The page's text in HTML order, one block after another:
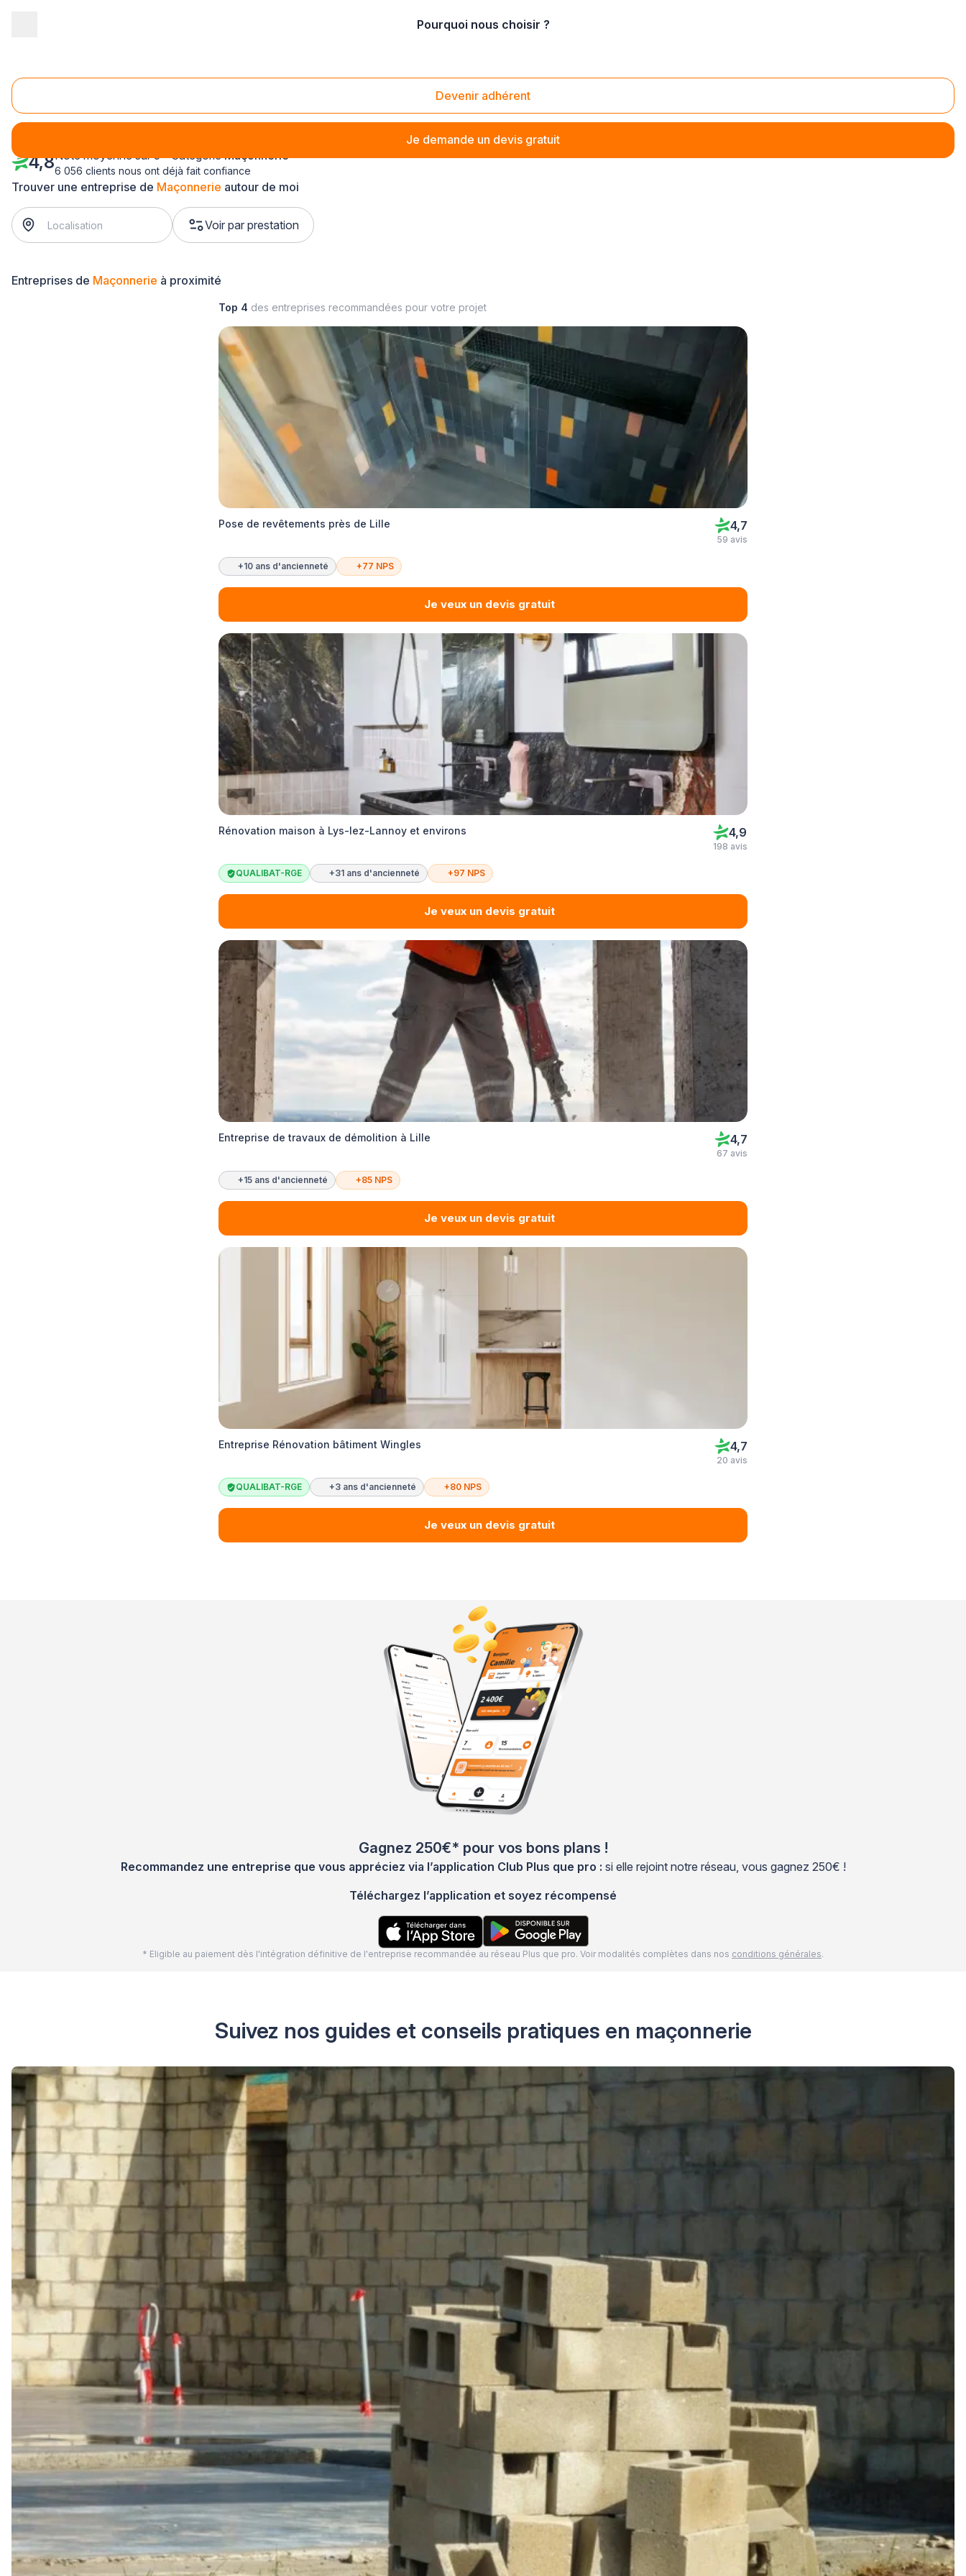
Pourquoi nous choisir ?
Devenir adhérent
Je demande un devis gratuit
Maçonnerie Loos (59120)
Trouver une entreprise de Maçonnerie autour de moi
Voir par prestation
4,8Note moyenne sur 5 - CatégorieMaçonnerie
6 056 clients nous ont déjà fait confiance
Entreprises de Maçonnerie à proximité
Top 4 des entreprises recommandées pour votre projet
Pose de revêtements près de Lille 4,7
59 avis
+10 ans d'ancienneté +77 NPS
Je veux un devis gratuit
Rénovation maison à Lys-lez-Lannoy et environs 4,9
198 avis
QUALIBAT-RGE +31 ans d'ancienneté +97 NPS
Je veux un devis gratuit
Entreprise de travaux de démolition à Lille 4,7
67 avis
+15 ans d'ancienneté +85 NPS
Je veux un devis gratuit
Entreprise Rénovation bâtiment Wingles 4,7
20 avis
QUALIBAT-RGE +3 ans d'ancienneté +80 NPS
Je veux un devis gratuit
Gagnez 250€* pour vos bons plans !
Recommandez une entreprise que vous appréciez via l’application Club Plus que pro : si elle rejoint notre réseau, vous gagnez 250€ !
Téléchargez l’application et soyez récompensé
* Eligible au paiement dès l'intégration définitive de l'entreprise recommandée au réseau Plus que pro. Voir modalités complètes dans nos conditions générales.
Suivez nos guides et conseils pratiques en maçonnerie